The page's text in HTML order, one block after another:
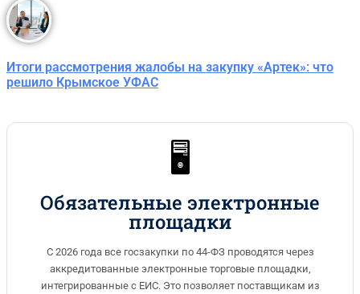
Итоги рассмотрения жалобы на закупку «Артек»: что
решило Крымское УФАС
🖥️
Обязательные электронные
площадки
С 2026 года все госзакупки по 44-ФЗ проводятся через
аккредитованные электронные торговые площадки,
интегрированные с ЕИС. Это позволяет поставщикам из